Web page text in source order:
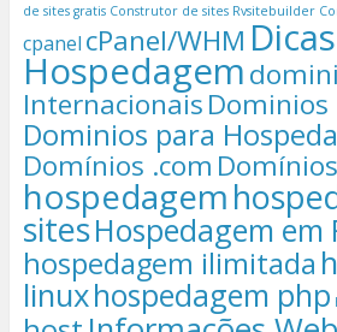
de sites gratis Construtor de sites Rvsitebuilder
cpanel cPanel/WHM
Hospedagem
InternacionaisDominios
Dominios para
Domínios .com
hospedagem
sitesHospedagem em
hospedagem ilimitada
linuxhospedagem php